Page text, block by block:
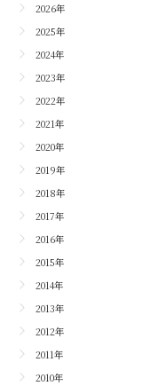
2026年
2025年
2024年
2023年
2022年
2021年
2020年
2019年
2018年
2017年
2016年
2015年
2014年
2013年
2012年
2011年
2010年